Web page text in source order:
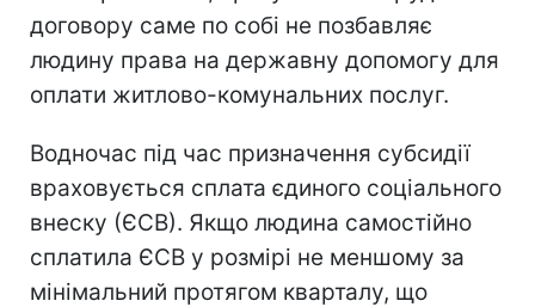
договору саме по собі не позбавляє
людину права на державну допомогу для
оплати житлово-комунальних послуг.
Водночас під час призначення субсидії
враховується сплата єдиного соціального
внеску (ЄСВ). Якщо людина самостійно
сплатила ЄСВ у розмірі не меншому за
мінімальний протягом кварталу, що